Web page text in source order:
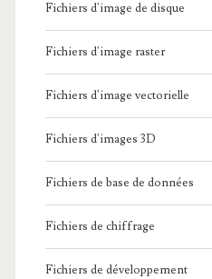
Fichiers d'image de disque
Fichiers d'image raster
Fichiers d'image vectorielle
Fichiers d'images 3D
Fichiers de base de données
Fichiers de chiffrage
Fichiers de développement